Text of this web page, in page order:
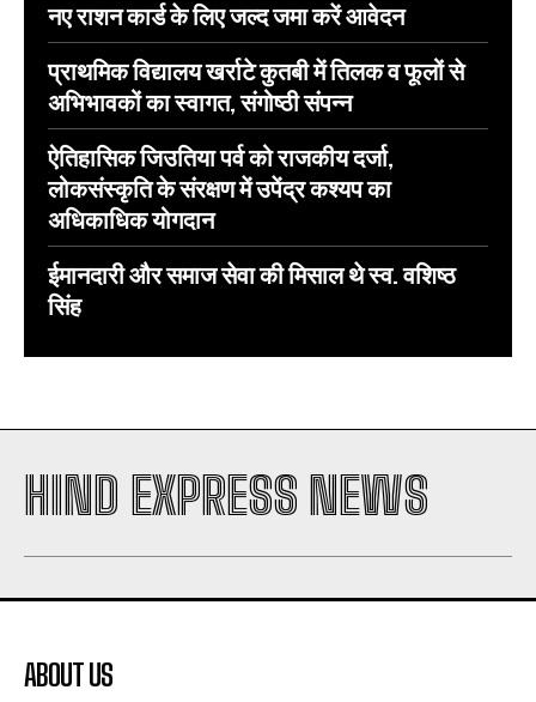
नए राशन कार्ड के लिए जल्द जमा करें आवेदन
प्राथमिक विद्यालय खर्राटे कुतबी में तिलक व फूलों से
अभिभावकों का स्वागत, संगोष्ठी संपन्न
ऐतिहासिक जिउतिया पर्व को राजकीय दर्जा,
लोकसंस्कृति के संरक्षण में उपेंद्र कश्यप का
अधिकाधिक योगदान
ईमानदारी और समाज सेवा की मिसाल थे स्व. वशिष्ठ
सिंह
HIND EXPRESS NEWS
ABOUT US